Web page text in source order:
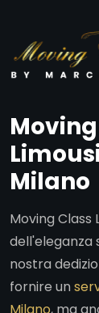
Milano
Moving Class
dell'eleganza
nostra
fornire un